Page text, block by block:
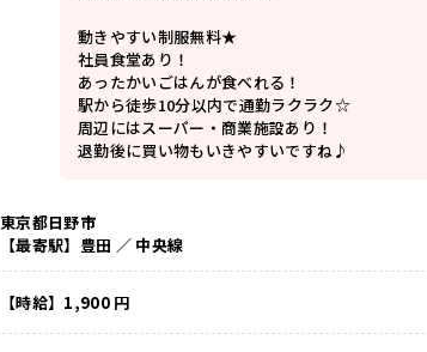
動きやすい制服無料★
社員食堂あり！
あったかいごはんが食べれる！
駅から徒歩10分以内で通勤ラクラク☆
周辺にはスーパー・商業施設あり！
退勤後に買い物もいきやすいですね♪
東京都日野市
【最寄駅】豊田 ／ 中央線
【時給】1,900 円